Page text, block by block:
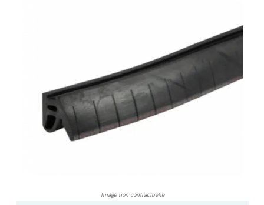
SUIVI DE COMMANDE
TOUS LES TARIFS AU M2
GUIDE : CHOIX PAR UTILISATION
MIROIRS VIEILLIS AMBIANCE BRASSERIE
Image non contractuelle